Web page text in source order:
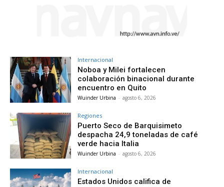
Internacional
Noboa y Milei fortalecen
colaboración binacional durante
encuentro en Quito
Wuinder Urbina - agosto 6, 2026
Regiones
Puerto Seco de Barquisimeto
despacha 24,9 toneladas de café
verde hacia Italia
Wuinder Urbina - agosto 6, 2026
Internacional
Estados Unidos califica de